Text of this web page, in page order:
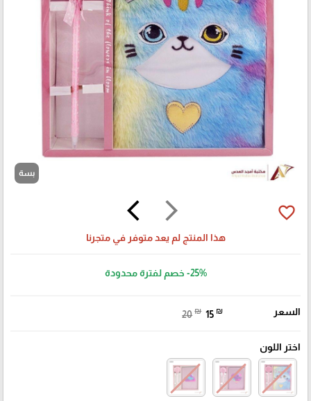
بسة
arrow_forward_ios
arrow_back_ios favorite_border
هذا المنتج لم يعد متوفر في متجرنا
-25% خصم لفترة محدودة
السعر 20 ₪ 15 ₪
اختر اللون